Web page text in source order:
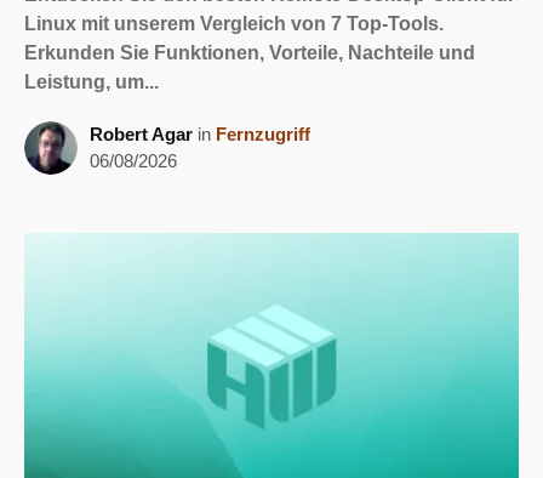
Linux mit unserem Vergleich von 7 Top-Tools.
Erkunden Sie Funktionen, Vorteile, Nachteile und
Leistung, um...
Robert Agar in Fernzugriff
06/08/2026